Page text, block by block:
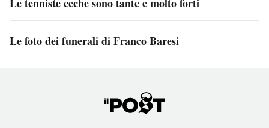
Le foto dei funerali di Franco Baresi